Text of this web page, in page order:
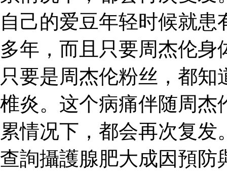
自己的爱豆年轻时候就
多年，而且只要周杰伦
只要是周杰伦粉丝，都
椎炎。这个病痛伴随周杰
累情况下，都会再次复发
查詢攝護腺肥大成因預防